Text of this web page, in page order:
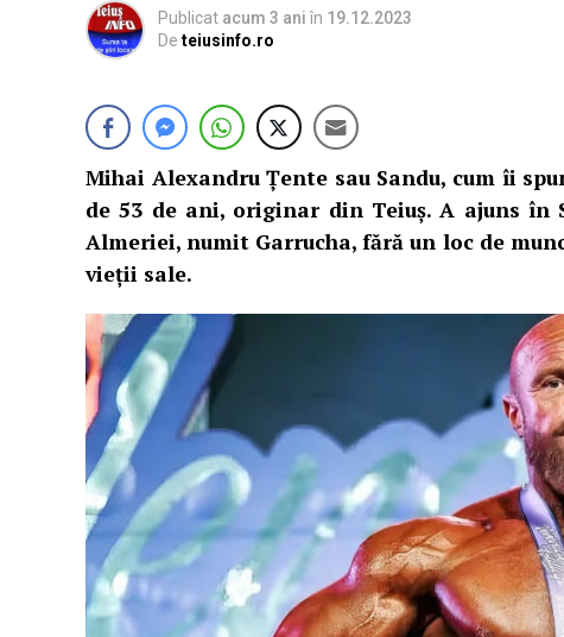
Publicat acum 3 ani în 19.12.2023
De teiusinfo.ro
Mihai Alexandru Țente sau Sandu, cum îi
de 53 de ani, originar din Teiuș. A ajuns în
Almeriei, numit Garrucha, fără un loc de
vieții sale.